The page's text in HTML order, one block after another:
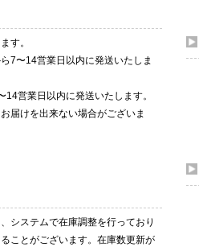
す。
7〜14営業日以内に発送いたしま
営業日以内に発送いたします。
届けを出来ない場合がございま
システムで在庫調整を行っており
ことがございます。在庫数更新が